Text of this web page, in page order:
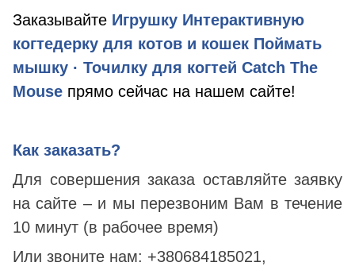
Заказывайте Игрушку Интерактивную
когтедерку для котов и кошек Поймать
мышку · Точилку для когтей Catch The
Mouse прямо сейчас на нашем сайте!
Как заказать?
Для совершения заказа оставляйте заявку
на сайте – и мы перезвоним Вам в течение
10 минут (в рабочее время)
Или звоните нам: +380684185021,